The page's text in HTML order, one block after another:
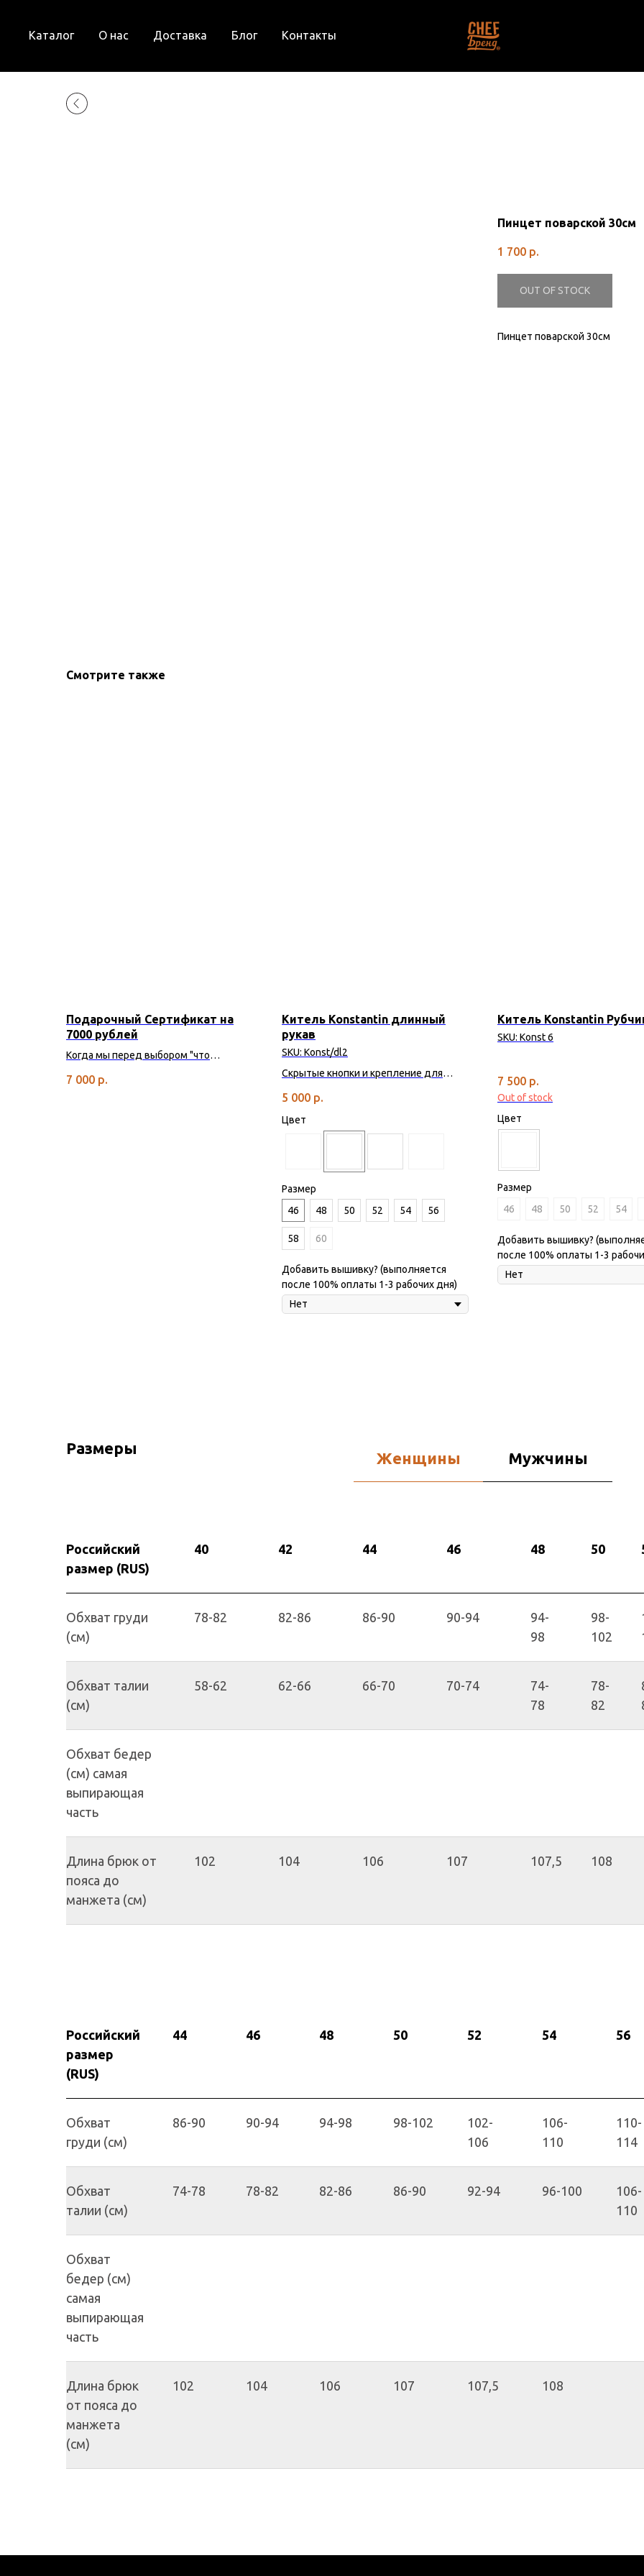
Каталог О нас Доставка Блог Контакты
Пинцет поварской 30см
1 700 р.
OUT OF STOCK
Пинцет поварской 30см
Смотрите также
Подарочный Сертификат на
7000 рублей
Когда мы перед выбором "что
ВЫБОР
7 000 р.
Китель Konstantin длинный
рукав
SKU: Konst/dl2
Скрытые кнопки и крепление для
5 000 р.
Цвет
Размер
46
48 50 52 54 56
58 60
Добавить вышивку? (выполняется
после 100% оплаты 1-3 рабочих дня)
Китель Konstantin
SKU: Konst 6
7 500 р.
Out of stock
Цвет
Размер
46
48 50 52 54
Добавить вышивку?
после 100% оплаты 1-3
Размеры
Женщины Мужчины
Российский
размер (RUS)
40 42 44 46 48 50
Обхват груди
(см)
78-82 82-86 86-90 90-94
94-
98
98-
102
Обхват талии
(см)
58-62 62-66 66-70 70-74
74-
78
78-
82
Обхват бедер
(см) самая
выпирающая
часть
Длина брюк от
пояса до
манжета (см)
102 104 106 107 107,5 108
Российский
размер
(RUS)
44 46 48 50 52 54 56
Обхват
груди (см)
86-90 90-94 94-98 98-102
102-
106
106-
110
110-
114
Обхват
талии (см)
74-78 78-82 82-86 86-90 92-94 96-100
106-
110
Обхват
бедер (см)
самая
выпирающая
часть
Длина брюк
от пояса до
манжета
(см)
102 104 106 107 107,5 108